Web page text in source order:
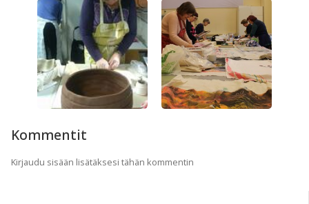
Kommentit
Kirjaudu sisään lisätäksesi tähän kommentin